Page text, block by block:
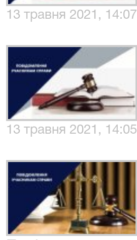
13 травня 2021, 14:07
13 травня 2021, 14:05